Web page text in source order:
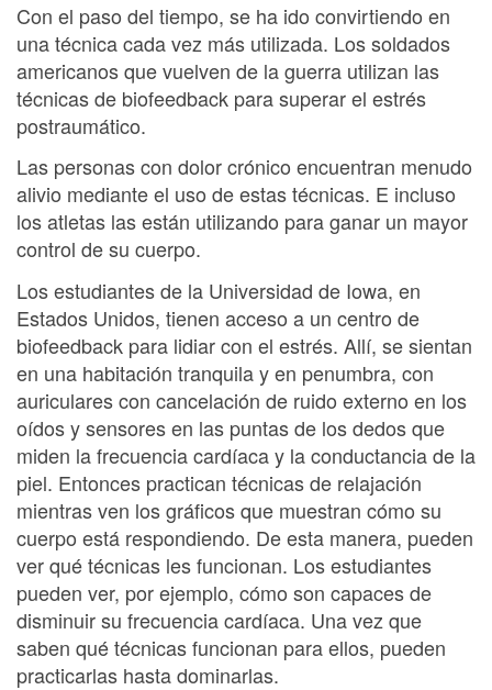
Con el paso del tiempo, se ha ido convirtiendo en
una técnica cada vez más utilizada. Los soldados
americanos que vuelven de la guerra utilizan las
técnicas de biofeedback para superar el estrés
postraumático.
Las personas con dolor crónico encuentran menudo
alivio mediante el uso de estas técnicas. E incluso
los atletas las están utilizando para ganar un mayor
control de su cuerpo.
Los estudiantes de la Universidad de Iowa, en
Estados Unidos, tienen acceso a un centro de
biofeedback para lidiar con el estrés. Allí, se sientan
en una habitación tranquila y en penumbra, con
auriculares con cancelación de ruido externo en los
oídos y sensores en las puntas de los dedos que
miden la frecuencia cardíaca y la conductancia de la
piel. Entonces practican técnicas de relajación
mientras ven los gráficos que muestran cómo su
cuerpo está respondiendo. De esta manera, pueden
ver qué técnicas les funcionan. Los estudiantes
pueden ver, por ejemplo, cómo son capaces de
disminuir su frecuencia cardíaca. Una vez que
saben qué técnicas funcionan para ellos, pueden
practicarlas hasta dominarlas.